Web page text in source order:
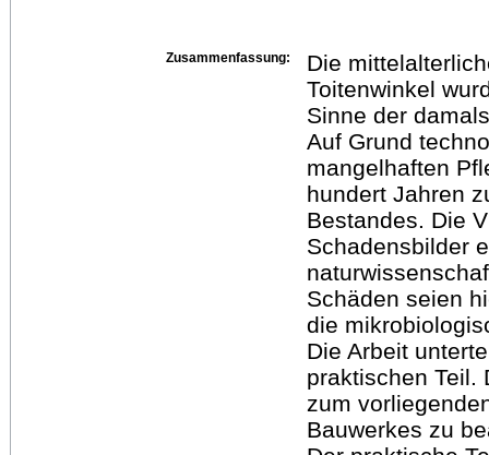
Zusammenfassung:
Die
Toitenwinkel
Sinne der
Auf Grund
mangelhaften
hundert Jahren
Bestandes. Die
Schadensbilder
Schäden seien
die
Die Arbeit
praktischen Teil.
zum
Bauwerkes zu